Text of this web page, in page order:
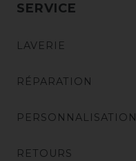
SERVICE
LAVERIE
RÉPARATION
PERSONNALISATION
RETOURS